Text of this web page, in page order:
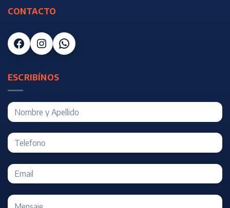
CONTACTO
Facebook
Instagram
WhatsApp
ESCRIBÍNOS